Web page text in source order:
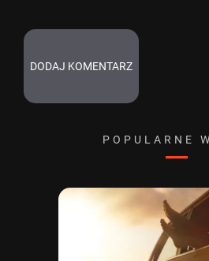
DODAJ KOMENTARZ
POPULARNE